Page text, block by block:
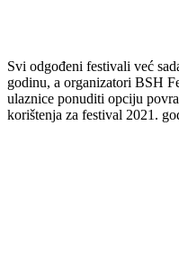
Svi odgođeni festivali već
godinu, a organizatori BSH
ulaznice ponuditi opciju
korištenja za festival 2021.